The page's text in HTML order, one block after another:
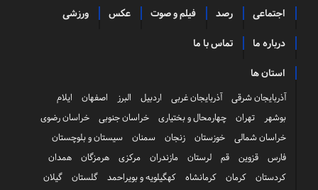
اجتماعی رصد فیلم و صوت عکس ورزشی
درباره ما تماس با ما
استان ها
آذربایجان شرقی آذربایجان غربی اردبیل البرز اصفهان
ایلام
بوشهر
تهران چهارمحال و بختیاری خراسان جنوبی
خراسان رضوی
خراسان شمالی
خوزستان زنجان سمنان
سیستان و بلوچستان
فارس
قزوین قم لرستان مازندران مرکزی هرمزگان
همدان
کردستان
کرمان کرمانشاه کهگیلویه و بویراحمد گلستان گیلان